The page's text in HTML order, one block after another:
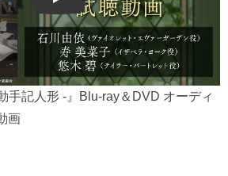
Play
手記人形 -』Blu-ray＆DVD オーディ
画